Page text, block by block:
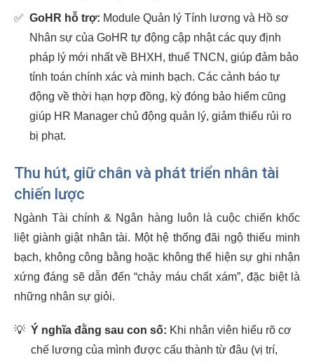
✅ GoHR hỗ trợ: Module Quản lý Tính lương và Hồ sơ
Nhân sự của GoHR tự động cập nhật các quy định
pháp lý mới nhất về BHXH, thuế TNCN, giúp đảm bảo
tính toán chính xác và minh bạch. Các cảnh báo tự
động về thời hạn hợp đồng, kỳ đóng bảo hiểm cũng
giúp HR Manager chủ động quản lý, giảm thiểu rủi ro
bị phạt.
Thu hút, giữ chân và phát triển nhân tài
chiến lược
Ngành Tài chính & Ngân hàng luôn là cuộc chiến khốc
liệt giành giật nhân tài. Một hệ thống đãi ngộ thiếu minh
bạch, không công bằng hoặc không thể hiện sự ghi nhận
xứng đáng sẽ dẫn đến “chảy máu chất xám”, đặc biệt là
những nhân sự giỏi.
💡 Ý nghĩa đằng sau con số: Khi nhân viên hiểu rõ cơ
chế lương của mình được cấu thành từ đâu (vị trí,